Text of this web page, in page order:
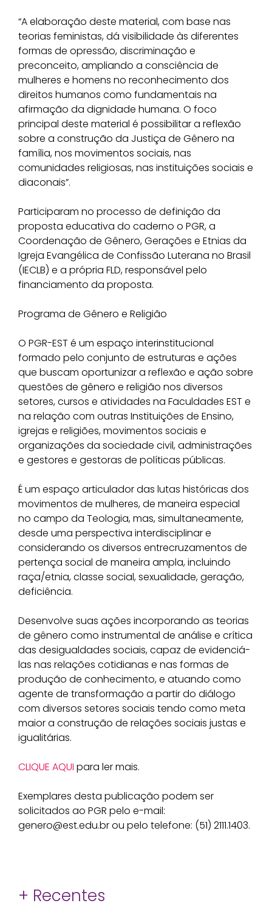
“A elaboração deste material, com base nas
teorias feministas, dá visibilidade às diferentes
formas de opressão, discriminação e
preconceito, ampliando a consciência de
mulheres e homens no reconhecimento dos
direitos humanos como fundamentais na
afirmação da dignidade humana. O foco
principal deste material é possibilitar a reflexão
sobre a construção da Justiça de Gênero na
família, nos movimentos sociais, nas
comunidades religiosas, nas instituições sociais e
diaconais”.
Participaram no processo de definição da
proposta educativa do caderno o PGR, a
Coordenação de Gênero, Gerações e Etnias da
Igreja Evangélica de Confissão Luterana no Brasil
(IECLB) e a própria FLD, responsável pelo
financiamento da proposta.
Programa de Gênero e Religião
O PGR-EST é um espaço interinstitucional
formado pelo conjunto de estruturas e ações
que buscam oportunizar a reflexão e ação sobre
questões de gênero e religião nos diversos
setores, cursos e atividades na Faculdades EST e
na relação com outras Instituições de Ensino,
igrejas e religiões, movimentos sociais e
organizações da sociedade civil, administrações
e gestores e gestoras de políticas públicas.
É um espaço articulador das lutas históricas dos
movimentos de mulheres, de maneira especial
no campo da Teologia, mas, simultaneamente,
desde uma perspectiva interdisciplinar e
considerando os diversos entrecruzamentos de
pertença social de maneira ampla, incluindo
raça/etnia, classe social, sexualidade, geração,
deficiência.
Desenvolve suas ações incorporando as teorias
de gênero como instrumental de análise e crítica
das desigualdades sociais, capaz de evidenciá-
las nas relações cotidianas e nas formas de
produção de conhecimento, e atuando como
agente de transformação a partir do diálogo
com diversos setores sociais tendo como meta
maior a construção de relações sociais justas e
igualitárias.
CLIQUE AQUI para ler mais.
Exemplares desta publicação podem ser
solicitados ao PGR pelo e-mail:
genero@est.edu.br ou pelo telefone: (51) 2111.1403.
+ Recentes